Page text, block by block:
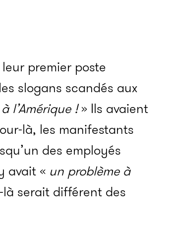
premier poste
slogans scandés aux
l’Amérique !» Ils avaient
là, les manifestants
des employés
avait « un problème à
serait différent des